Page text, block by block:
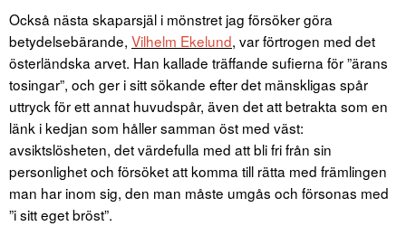
Också nästa skaparsjäl i mönstret jag försöker göra
betydelsebärande, Vilhelm Ekelund, var förtrogen med det
österländska arvet. Han kallade träffande sufierna för ”ärans
tosingar”, och ger i sitt sökande efter det mänskligas spår
uttryck för ett annat huvudspår, även det att betrakta som en
länk i kedjan som håller samman öst med väst:
avsiktslösheten, det värdefulla med att bli fri från sin
personlighet och försöket att komma till rätta med främlingen
man har inom sig, den man måste umgås och försonas med
”i sitt eget bröst”.